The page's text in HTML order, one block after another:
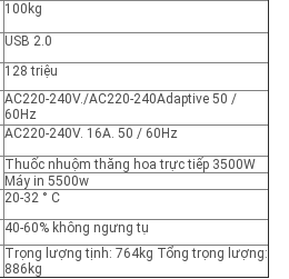
100kg
USB 2.0
128 triệu
AC220-240V./AC220-240Adaptive 50 /
60Hz
AC220-240V. 16A. 50 / 60Hz
Thuốc nhuộm thăng hoa trực tiếp 3500W
Máy in 5500w
20-32 ° C
40-60% không ngưng tụ
Trọng lượng tịnh: 764kg Tổng trọng lượng:
886kg